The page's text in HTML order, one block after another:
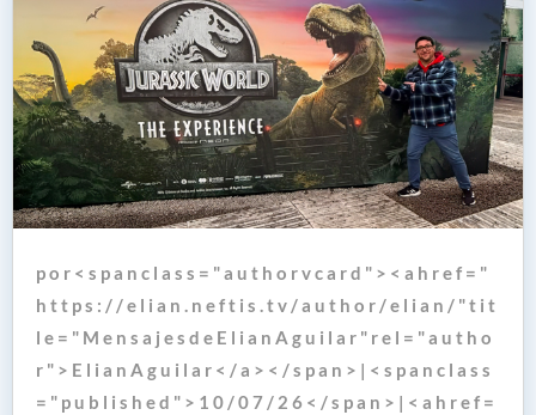
p o r < s p a n c l a s s = " a u t h o r v c a r d " > < a h r e f = "
h t t p s : / / e l i a n . n e f t i s . t v / a u t h o r / e l i a n / " t i t
l e = " M e n s a j e s d e E l i a n A g u i l a r " r e l = " a u t h o
r " > E l i a n A g u i l a r < / a > < / s p a n > | < s p a n c l a s s
= " p u b l i s h e d " > 1 0 / 0 7 / 2 6 < / s p a n > | < a h r e f =